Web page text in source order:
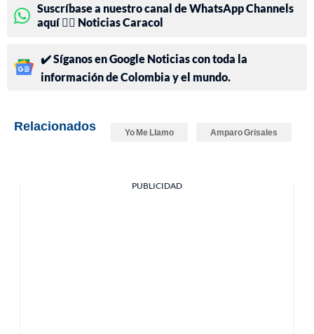
Suscríbase a nuestro canal de WhatsApp Channels
aquí 👉🏻 Noticias Caracol
✔️ Síganos en Google Noticias con toda la
información de Colombia y el mundo.
Relacionados Yo Me Llamo Amparo Grisales
PUBLICIDAD